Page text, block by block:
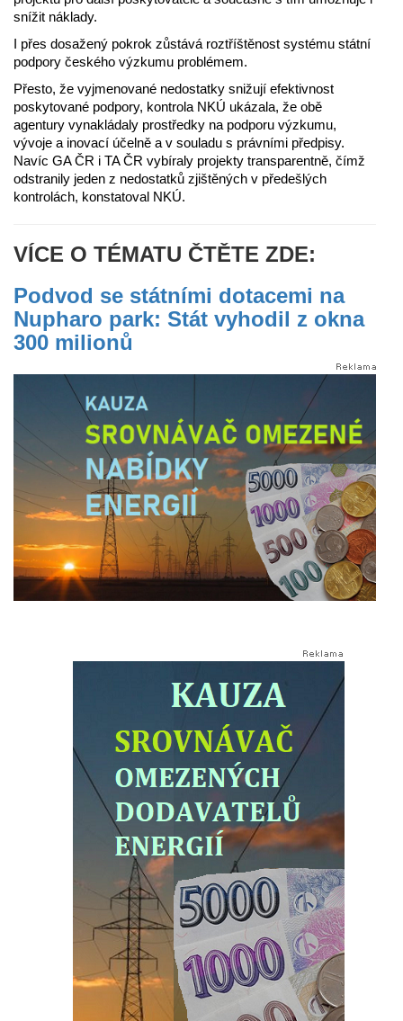
snížit náklady.
I přes dosažený pokrok zůstává roztříštěnost systému státní
podpory českého výzkumu problémem.
Přesto, že vyjmenované nedostatky snižují efektivnost
poskytované podpory, kontrola NKÚ ukázala, že obě
agentury vynakládaly prostředky na podporu výzkumu,
vývoje a inovací účelně a v souladu s právními předpisy.
Navíc GA ČR i TA ČR vybíraly projekty transparentně, čímž
odstranily jeden z nedostatků zjištěných v předešlých
kontrolách, konstatoval NKÚ.
VÍCE O TÉMATU ČTĚTE ZDE:
Podvod se státními dotacemi na
Nupharo park: Stát vyhodil z okna
300 milionů